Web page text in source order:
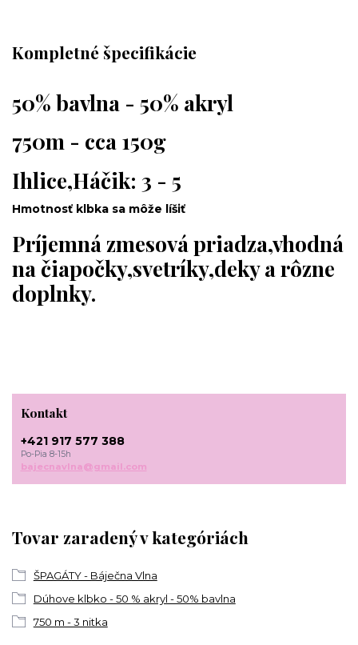
Kompletné špecifikácie
50% bavlna - 50% akryl
750m - cca 150g
Ihlice,Háčik: 3 - 5
Hmotnosť klbka sa môže líšiť
Príjemná zmesová priadza,vhodná
na čiapočky,svetríky,deky a rôzne
doplnky.
Tovar zaradený v kategóriách
ŠPAGÁTY - Báječna Vlna
Dúhove klbko - 50 % akryl - 50% bavlna
750 m - 3 nitka
Kontakt
+421 917 577 388
Po-Pia 8-15h
bajecnavlna@gmail.com